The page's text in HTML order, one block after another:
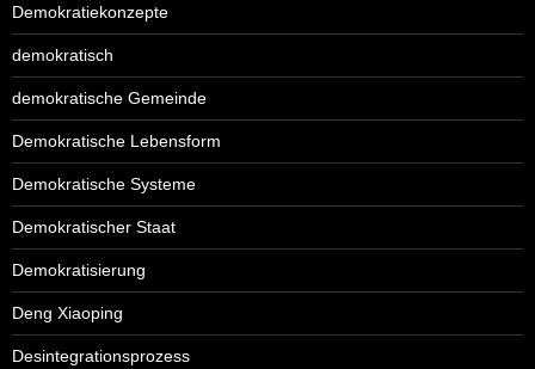
Demokratiekonzepte
demokratisch
demokratische Gemeinde
Demokratische Lebensform
Demokratische Systeme
Demokratischer Staat
Demokratisierung
Deng Xiaoping
Desintegrationsprozess